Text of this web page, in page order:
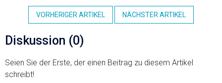
VORHERIGER ARTIKEL NÄCHSTER ARTIKEL
Diskussion (0)
Seien Sie der Erste, der einen Beitrag zu diesem Artikel
schreibt!